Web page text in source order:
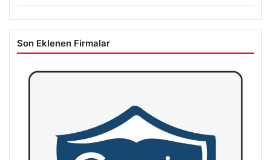
Son Eklenen Firmalar